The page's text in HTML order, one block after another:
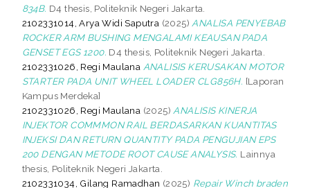
834B. D4 thesis, Politeknik Negeri Jakarta.
2102331014, Arya Widi Saputra (2025) ANALISA PENYEBAB
ROCKER ARM BUSHING MENGALAMI KEAUSAN PADA
GENSET EGS 1200. D4 thesis, Politeknik Negeri Jakarta.
2102331026, Regi Maulana ANALISIS KERUSAKAN MOTOR
STARTER PADA UNIT WHEEL LOADER CLG856H. [Laporan
Kampus Merdeka]
2102331026, Regi Maulana (2025) ANALISIS KINERJA
INJEKTOR COMMMON RAIL BERDASARKAN KUANTITAS
INJEKSI DAN RETURN QUANTITY PADA PENGUJIAN EPS
200 DENGAN METODE ROOT CAUSE ANALYSIS. Lainnya
thesis, Politeknik Negeri Jakarta.
2102331034, Gilang Ramadhan (2025) Repair Winch braden